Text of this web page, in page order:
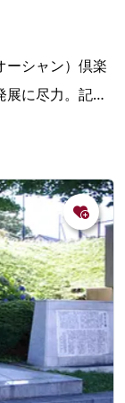
ーシャン）倶楽
に尽力。記念
球場内に建立。